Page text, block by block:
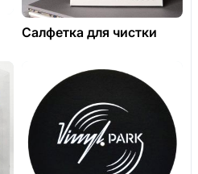
Салфетка для чистки